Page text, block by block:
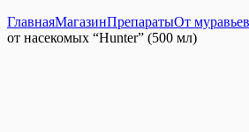
ГлавнаяМагазинПрепаратыОт муравьев
от насекомых “Hunter” (500 мл)